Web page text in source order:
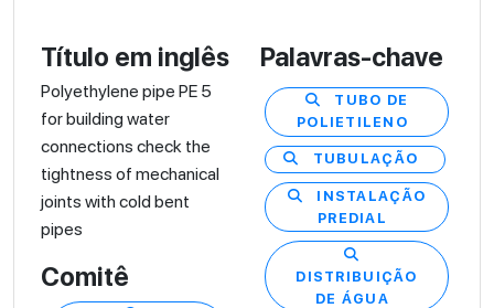
Título em inglês
Polyethylene pipe PE 5
for building water
connections check the
tightness of mechanical
joints with cold bent
pipes
Comitê
Palavras-chave
TUBO DE
POLIETILENO
TUBULAÇÃO
INSTALAÇÃO
PREDIAL
DISTRIBUIÇÃO
DE ÁGUA